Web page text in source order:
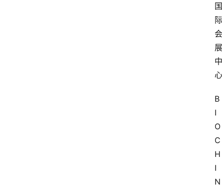
国
际
会
展
中
心
B
I
O
C
H
I
N